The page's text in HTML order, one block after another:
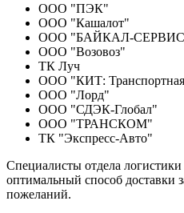
ООО "ПЭК"
ООО "Кашалот"
ООО "БАЙКАЛ-
ООО "Возовоз"
ТК Луч
ООО "КИТ:
ООО "Лорд"
ООО "СДЭК-Глобал"
ООО "ТРАНСКОМ"
ТК "Экспресс-Авто"
Специалисты отдела
оптимальный способ доставки
пожеланий.